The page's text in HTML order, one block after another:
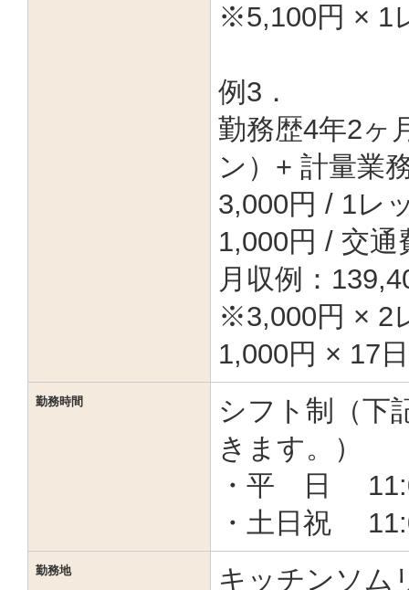
※5,100円 × 1
例3．
勤務歴4年2ヶ
ン）+ 計量業
3,000円 / 1レ
1,000円 / 交通
月収例：
※3,000円 × 2
1,000円 × 17日
勤務時間
シフト制（下
きます。）
・平 日
・土日祝
勤務地 キッチンソム